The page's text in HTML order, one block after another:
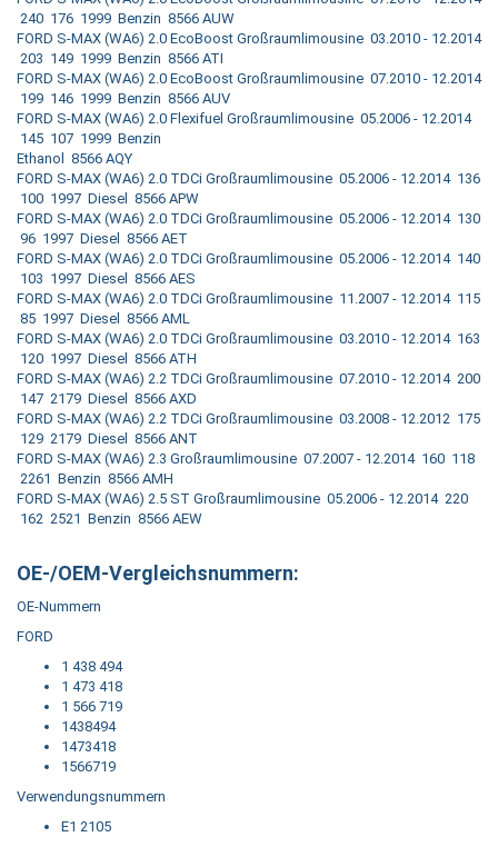
240 176 1999 Benzin 8566 AUW
FORD S-MAX (WA6) 2.0 EcoBoost Großraumlimousine 03.2010 - 12.2014
203 149 1999 Benzin 8566 ATI
FORD S-MAX (WA6) 2.0 EcoBoost Großraumlimousine 07.2010 - 12.2014
199 146 1999 Benzin 8566 AUV
FORD S-MAX (WA6) 2.0 Flexifuel Großraumlimousine 05.2006 - 12.2014
145 107 1999 Benzin
Ethanol 8566 AQY
FORD S-MAX (WA6) 2.0 TDCi Großraumlimousine 05.2006 - 12.2014 136
100 1997 Diesel 8566 APW
FORD S-MAX (WA6) 2.0 TDCi Großraumlimousine 05.2006 - 12.2014 130
96 1997 Diesel 8566 AET
FORD S-MAX (WA6) 2.0 TDCi Großraumlimousine 05.2006 - 12.2014 140
103 1997 Diesel 8566 AES
FORD S-MAX (WA6) 2.0 TDCi Großraumlimousine 11.2007 - 12.2014 115
85 1997 Diesel 8566 AML
FORD S-MAX (WA6) 2.0 TDCi Großraumlimousine 03.2010 - 12.2014 163
120 1997 Diesel 8566 ATH
FORD S-MAX (WA6) 2.2 TDCi Großraumlimousine 07.2010 - 12.2014 200
147 2179 Diesel 8566 AXD
FORD S-MAX (WA6) 2.2 TDCi Großraumlimousine 03.2008 - 12.2012 175
129 2179 Diesel 8566 ANT
FORD S-MAX (WA6) 2.3 Großraumlimousine 07.2007 - 12.2014 160 118
2261 Benzin 8566 AMH
FORD S-MAX (WA6) 2.5 ST Großraumlimousine 05.2006 - 12.2014 220
162 2521 Benzin 8566 AEW
OE-/OEM-Vergleichsnummern:
OE-Nummern
FORD
1 438 494
1 473 418
1 566 719
1438494
1473418
1566719
Verwendungsnummern
E1 2105